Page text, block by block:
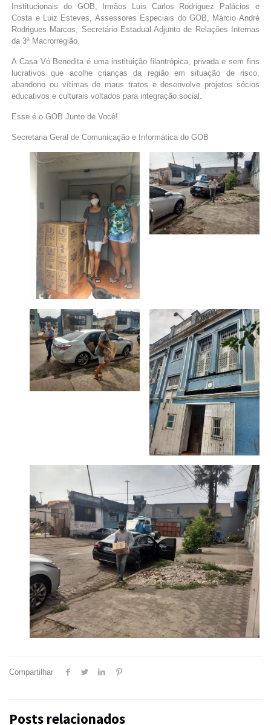
Institucionais do GOB, Irmãos Luis Carlos Rodriguez Palácios e
Costa e Luiz Esteves, Assessores Especiais do GOB, Márcio André
Rodrigues Marcos, Secretário Estadual Adjunto de Relações Internas
da 3ª Macrorregião.
A Casa Vó Benedita é uma instituição filantrópica, privada e sem fins
lucrativos que acolhe crianças da região em situação de risco,
abandono ou vítimas de maus tratos e desenvolve projetos sócios
educativos e culturais voltados para integração social.
Esse é o GOB Junto de Você!
Secretaria Geral de Comunicação e Informática do GOB
Compartilhar
Posts relacionados